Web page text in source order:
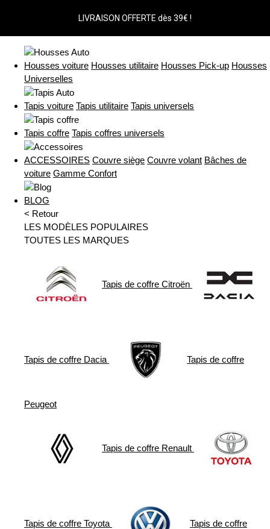
LIVRAISON OFFERTE dès 39€ !
Housses voiture Housses utilitaire Housses Pick-up Housses
Universelles
Tapis voiture Tapis utilitaire Tapis universels
Tapis coffre Tapis coffres universels
ACCESSOIRES Couvre siège Couvre volant Bâches de
voiture Gamme Confort
BLOG
< Retour
LES MODÈLES POPULAIRES
TOUTES LES MARQUES
Tapis de coffre Citroën
Tapis de coffre Dacia Tapis de coffre
Peugeot
Tapis de coffre Renault
Tapis de coffre Toyota Tapis de coffre